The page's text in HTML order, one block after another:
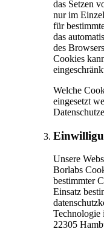
das Setzen
nur im
für
das
des
Cookies
Welche
eingesetzt
Unsere
Borlabs
bestimmter
Einsatz
Technologie
22305